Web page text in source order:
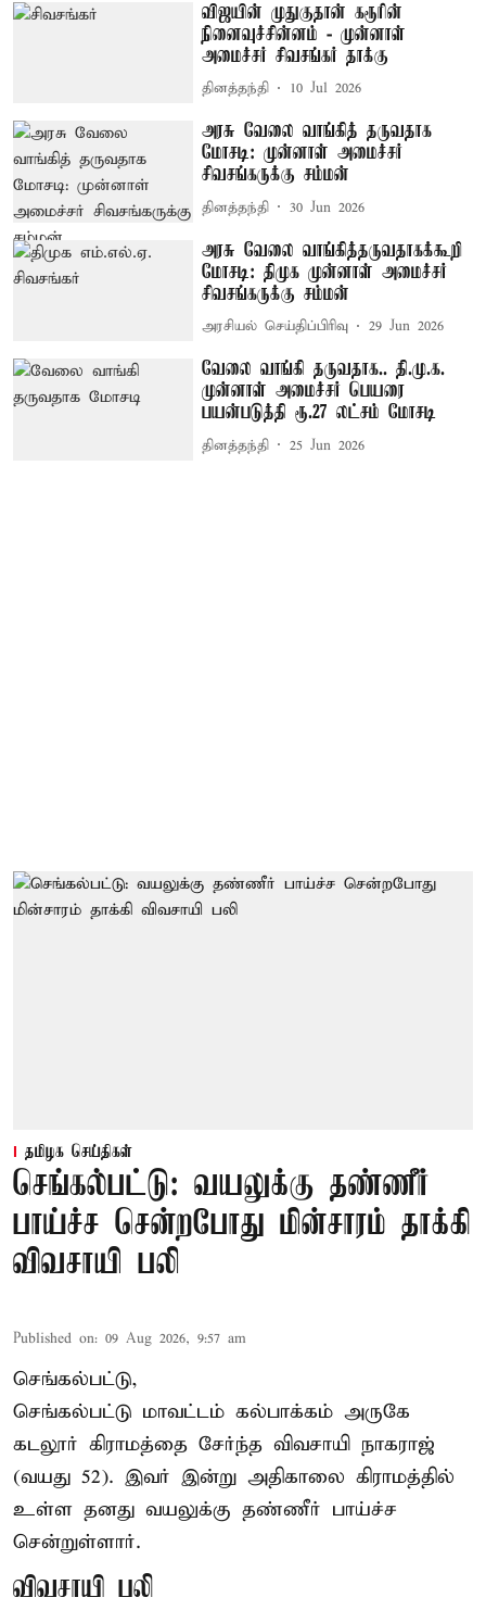
விஜயின் முதுகுதான் கரூரின்
நினைவுச்சின்னம் - முன்னாள்
அமைச்சர் சிவசங்கர் தாக்கு
தினத்தந்தி 10 Jul 2026
அரசு வேலை வாங்கித் தருவதாக
மோசடி: முன்னாள் அமைச்சர்
சிவசங்கருக்கு சம்மன்
தினத்தந்தி 30 Jun 2026
அரசு வேலை வாங்கித்தருவதாகக்கூறி
மோசடி: திமுக முன்னாள் அமைச்சர்
சிவசங்கருக்கு சம்மன்
அரசியல் செய்திப்பிரிவு 29 Jun 2026
வேலை வாங்கி தருவதாக.. தி.மு.க.
முன்னாள் அமைச்சர் பெயரை
பயன்படுத்தி ரூ.27 லட்சம் மோசடி
தினத்தந்தி 25 Jun 2026
தமிழக செய்திகள்
செங்கல்பட்டு: வயலுக்கு தண்ணீர்
பாய்ச்ச சென்றபோது மின்சாரம் தாக்கி
விவசாயி பலி
Published on: 09 Aug 2026, 9:57 am
செங்கல்பட்டு,
செங்கல்பட்டு மாவட்டம் கல்பாக்கம் அருகே
கடலூர் கிராமத்தை சேர்ந்த விவசாயி நாகராஜ்
(வயது 52). இவர் இன்று அதிகாலை கிராமத்தில்
உள்ள தனது வயலுக்கு தண்ணீர் பாய்ச்ச
சென்றுள்ளார்.
விவசாயி பலி